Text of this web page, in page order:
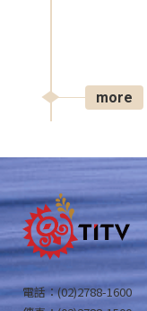
more
電話：(02)2788-1600